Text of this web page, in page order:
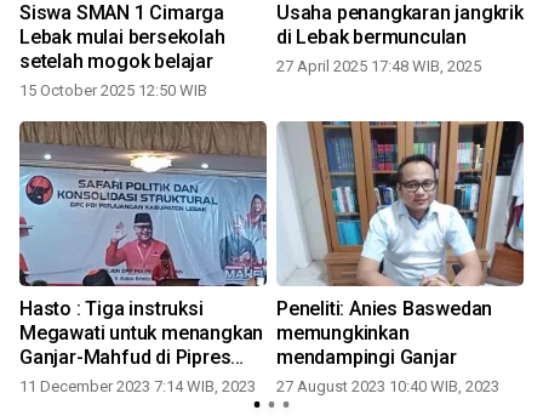
Siswa SMAN 1 Cimarga
Lebak mulai bersekolah
setelah mogok belajar
15 October 2025 12:50 WIB
Usaha penangkaran jangkrik
di Lebak bermunculan
27 April 2025 17:48 WIB, 2025
Hasto : Tiga instruksi
Megawati untuk menangkan
Ganjar-Mahfud di Pipres
2024
11 December 2023 7:14 WIB, 2023
Peneliti: Anies Baswedan
memungkinkan
mendampingi Ganjar
27 August 2023 10:40 WIB, 2023